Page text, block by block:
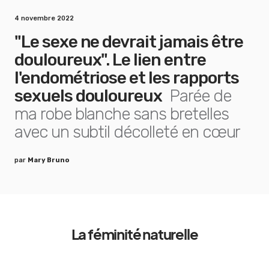
4 novembre 2022
"Le sexe ne devrait jamais être
douloureux". Le lien entre
l'endométriose et les rapports
sexuels douloureux Parée de
ma robe blanche sans bretelles
avec un subtil décolleté en cœur
par Mary Bruno
La féminité naturelle